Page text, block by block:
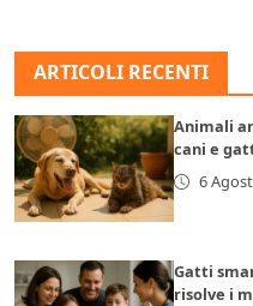
ARTICOLI RECENTI
Animali
cani e
6
Gatti
risolve i